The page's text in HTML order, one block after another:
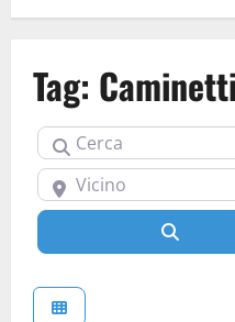
Tag: Caminetti
Cerca
Vicino